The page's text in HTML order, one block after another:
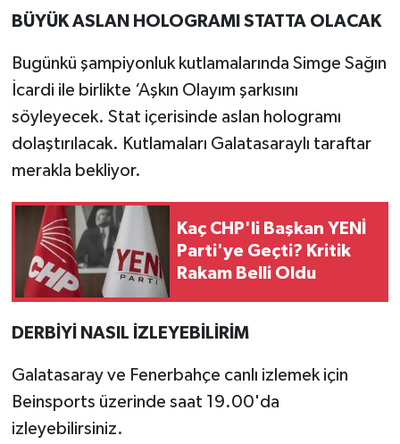
BÜYÜK ASLAN HOLOGRAMI STATTA OLACAK
Bugünkü şampiyonluk kutlamalarında Simge Sağın
İcardi ile birlikte ‘Aşkın Olayım şarkısını
söyleyecek. Stat içerisinde aslan hologramı
dolaştırılacak. Kutlamaları Galatasaraylı taraftar
merakla bekliyor.
Kaç CHP'li Başkan YENİ
Parti'ye Geçti? Kritik
Rakam Belli Oldu
DERBİYİ NASIL İZLEYEBİLİRİM
Galatasaray ve Fenerbahçe canlı izlemek için
Beinsports üzerinde saat 19.00'da
izleyebilirsiniz.